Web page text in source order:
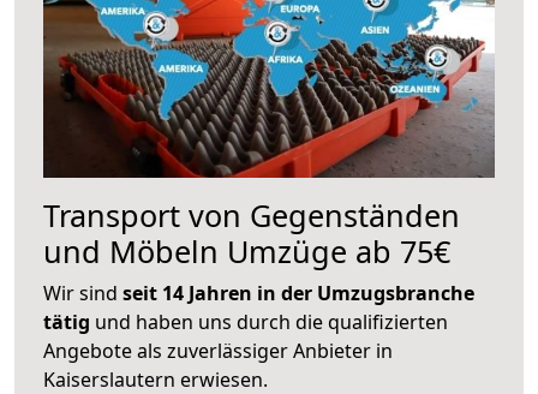
Transport von Gegenständen
und Möbeln Umzüge ab 75€
Wir sind seit 14 Jahren in der Umzugsbranche
tätig und haben uns durch die qualifizierten
Angebote als zuverlässiger Anbieter in
Kaiserslautern erwiesen.